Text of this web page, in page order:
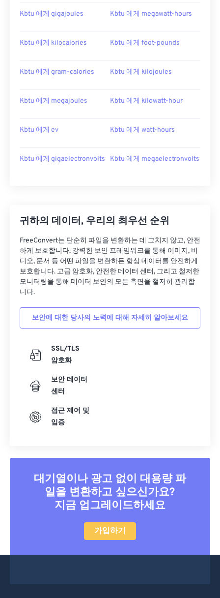
Kbtu 에게 gigajoules Kbtu 에게 megawatt-hours
Kbtu 에게 kilocalories Kbtu 에게 foot-pounds
Kbtu 에게 gram-calories Kbtu 에게 kilojoules
Kbtu 에게 megajoules Kbtu 에게 kilowatt-hour
Kbtu 에게 ev Kbtu 에게 watt-hours
Kbtu 에게 gigaelectronvolts Kbtu 에게 megaelectronvolts
귀하의 데이터, 우리의 최우선 순위
FreeConvert는 단순히 파일을 변환하는 데 그치지 않고, 안전
하게 보호합니다. 강력한 보안 프레임워크를 통해 이미지, 비
디오, 문서 등 어떤 파일을 변환하든 항상 데이터를 안전하게
보호합니다. 고급 암호화, 안전한 데이터 센터, 그리고 철저한
모니터링을 통해 데이터 보안의 모든 측면을 철저히 관리합
니다.
보안에 대한 당사의 노력에 대해 자세히 알아보세요
SSL/TLS
암호화
보안 데이터
센터
접근 제어 및
입증
대기열이나 광고 없이 대용량 파
일을 변환하고 싶으신가요?
지금 업그레이드하세요
가입하기